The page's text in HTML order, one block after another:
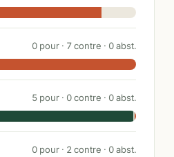
0 pour · 7contre · 0abst.
5 pour · 0contre · 0abst.
0 pour · 2 contre · 0abst.